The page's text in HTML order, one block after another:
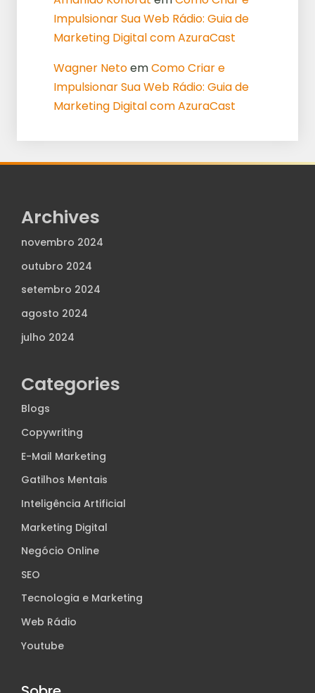
Impulsionar Sua Web Rádio: Guia de
Marketing Digital com AzuraCast
Wagner NetoemComo Criar e
Impulsionar Sua Web Rádio: Guia de
Marketing Digital com AzuraCast
Archives
novembro 2024
outubro 2024
setembro 2024
agosto 2024
julho 2024
Categories
Blogs
Copywriting
E-Mail Marketing
Gatilhos Mentais
Inteligência Artificial
Marketing Digital
Negócio Online
SEO
Tecnologia e Marketing
Web Rádio
Youtube